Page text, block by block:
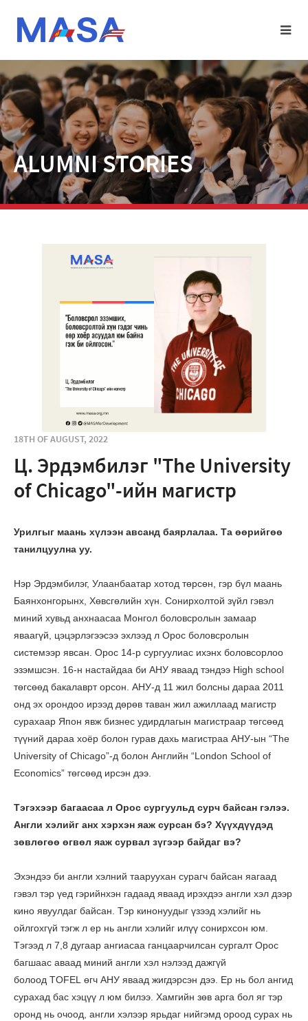
ALUMNI STORIES
18TH OF AUGUST, 2022
Ц. Эрдэмбилэг "The University
of Chicago"-ийн магистр
Урилгыг маань хүлээн авсанд баярлалаа. Та өөрийгөө
танилцуулна уу.
Нэр Эрдэмбилэг, Улаанбаатар хотод төрсөн, гэр бүл маань
Баянхонгорынх, Хөвсгөлийн хүн. Сонирхолтой зүйл гэвэл
миний хувьд анхнаасаа Монгол боловсролын замаар
яваагүй, цэцэрлэгээсээ эхлээд л Орос боловсролын
системээр явсан. Орос 14-р сургуулиас ихэнх боловсорлоо
эзэмшсэн. 16-н настайдаа би АНУ яваад тэндээ High school
төгсөөд бакалаврт орсон. АНУ-д 11 жил болсны дараа 2011
онд эх орондоо ирээд дөрөв таван жил ажиллаад магистр
сурахаар Япон явж бизнес удирдлагын магистраар төгсөөд
түүний дараа хоёр болон гурав дахь магистраа АНУ-ын “The
University of Chicago”-д болон Английн “London School of
Economics” төгсөөд ирсэн дээ.
Тэгэхээр багаасаа л Орос сургуульд сурч байсан гэлээ.
Англи хэлийг анх хэрхэн яаж сурсан бэ? Хүүхдүүдэд
зөвлөгөө өгвөл яаж сурвал зүгээр байдаг вэ?
Эхэндээ би англи хэлний тааруухан сурагч байсан яагаад
гэвэл тэр үед гэрийнхэн гадаад яваад ирэхдээ англи хэл дээр
кино явуулдаг байсан. Тэр кинонуудыг үзээд хэлийг нь
ойлгохгүй тэгж л ер нь англи хэлийг илүү сонирхсон юм.
Тэгээд л 7,8 дугаар ангиасаа ганцаарчилсан сургалт Орос
багшаас аваад миний англи хэл нэлээд дажгүй
болоод TOFEL өгч АНУ яваад жигдэрсэн дээ. Ер нь бол ангид
сурахад бас хэцүү л юм билээ. Хамгийн зөв арга бол яг тэр
оронд нь очоод, англи хэлээр ярьдаг нийгэмд ороод сурах нь